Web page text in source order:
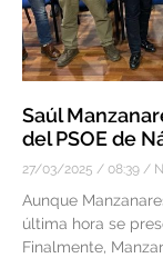
Saúl
del PSOE de
27/03/2025 08:39
Aunque
última hora se
Finalmente,